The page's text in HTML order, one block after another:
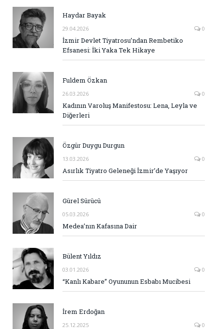
Haydar Bayak
29.04.2026 0
İzmir Devlet Tiyatrosu’ndan Rembetiko
Efsanesi: İki Yaka Tek Hikaye
Fuldem Özkan
26.03.2026 0
Kadının Varoluş Manifestosu: Lena, Leyla ve
Diğerleri
Özgür Duygu Durgun
13.03.2026 0
Asırlık Tiyatro Geleneği İzmir’de Yaşıyor
Gürel Sürücü
05.03.2026 0
Medea’nın Kafasına Dair
Bülent Yıldız
03.01.2026 0
“Kanlı Kabare” Oyununun Esbabı Mucibesi
İrem Erdoğan
25.12.2025 0